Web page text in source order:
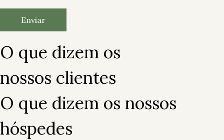
O que dizem os
nossos clientes
O que dizem os nossos
hóspedes